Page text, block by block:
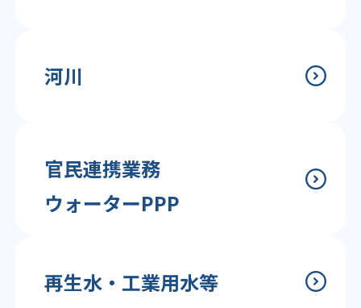
河川
官民連携業務
ウォーターPPP
再生水・工業用水等